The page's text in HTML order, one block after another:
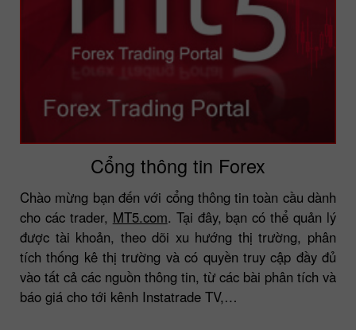
Cổng thông tin Forex
Chào mừng bạn đến với cổng thông tin toàn cầu dành
cho các trader, MT5.com. Tại đây, bạn có thể quản lý
được tài khoản, theo dõi xu hướng thị trường, phân
tích thống kê thị trường và có quyền truy cập đầy đủ
vào tất cả các nguồn thông tin, từ các bài phân tích và
báo giá cho tới kênh Instatrade TV,…